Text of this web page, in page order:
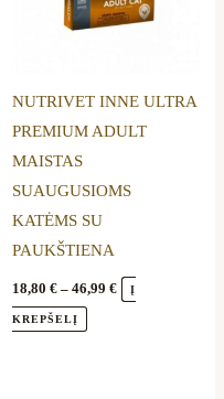
NUTRIVET INNE ULTRA
PREMIUM ADULT
MAISTAS
SUAUGUSIOMS
KATĖMS SU
PAUKŠTIENA
18,80 € – 46,99 € Į
KREPŠELĮ
variants.
may
be
on
the
product
page